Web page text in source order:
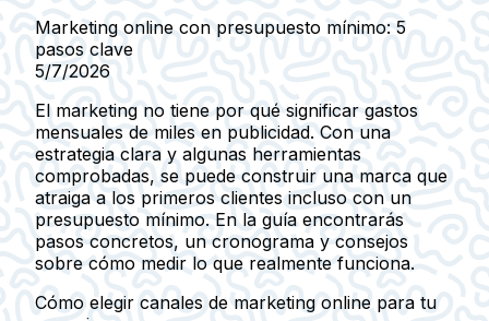
Marketing online con presupuesto mínimo: 5
pasos clave
5/7/2026
El marketing no tiene por qué significar gastos
mensuales de miles en publicidad. Con una
estrategia clara y algunas herramientas
comprobadas, se puede construir una marca que
atraiga a los primeros clientes incluso con un
presupuesto mínimo. En la guía encontrarás
pasos concretos, un cronograma y consejos
sobre cómo medir lo que realmente funciona.
Cómo elegir canales de marketing online para tu